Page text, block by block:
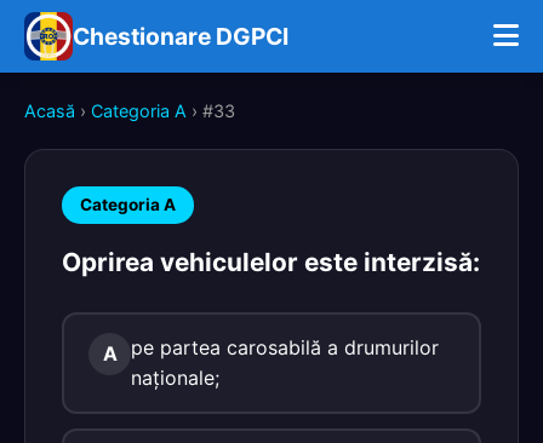
Chestionare DGPCI
Acasă › Categoria A › #33
Categoria A
Oprirea vehiculelor este interzisă:
A
pe partea carosabilă a drumurilor
naţionale;